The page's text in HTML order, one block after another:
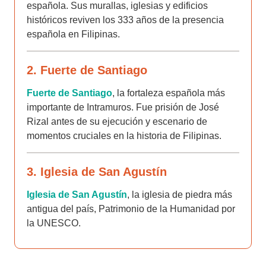
española. Sus murallas, iglesias y edificios
históricos reviven los 333 años de la presencia
española en Filipinas.
2. Fuerte de Santiago
Fuerte de Santiago, la fortaleza española más
importante de Intramuros. Fue prisión de José
Rizal antes de su ejecución y escenario de
momentos cruciales en la historia de Filipinas.
3. Iglesia de San Agustín
Iglesia de San Agustín, la iglesia de piedra más
antigua del país, Patrimonio de la Humanidad por
la UNESCO.